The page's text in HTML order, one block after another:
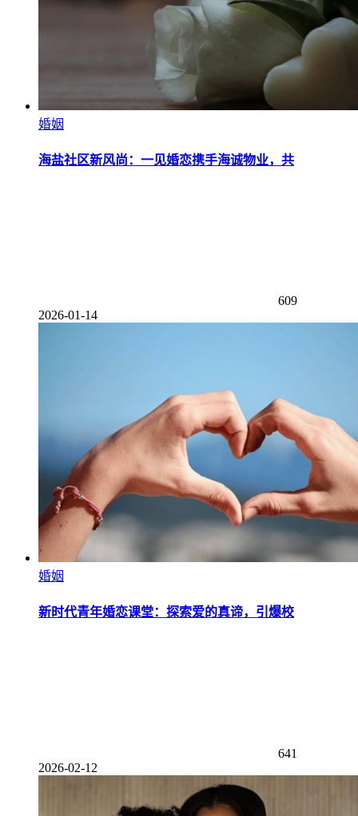
婚姻
海盐社区新风尚：一见婚恋携手海诚物业，共
609
2026-01-14
婚姻
新时代青年婚恋课堂：探索爱的真谛，引爆校
641
2026-02-12